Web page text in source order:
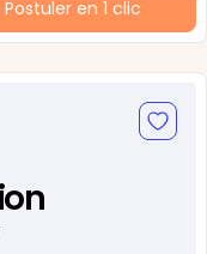
Postuler en 1 clic